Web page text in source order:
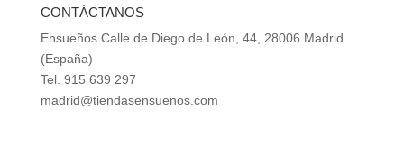
CONTÁCTANOS
Ensueños Calle de Diego de León, 44, 28006 Madrid
(España)
Tel. 915 639 297
madrid@tiendasensuenos.com